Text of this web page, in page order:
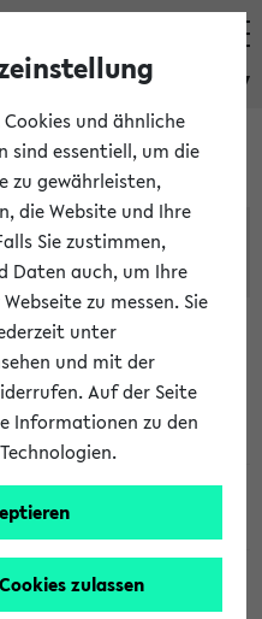
eKVV
English
Stegelmann
und ähnliche
sind essentiell, um die
zu gewährleisten,
die Website und Ihre
Sie zustimmen,
Daten auch, um Ihre
zu messen. Sie
unter
und mit der
Auf der Seite
Informationen zu den
zulassen